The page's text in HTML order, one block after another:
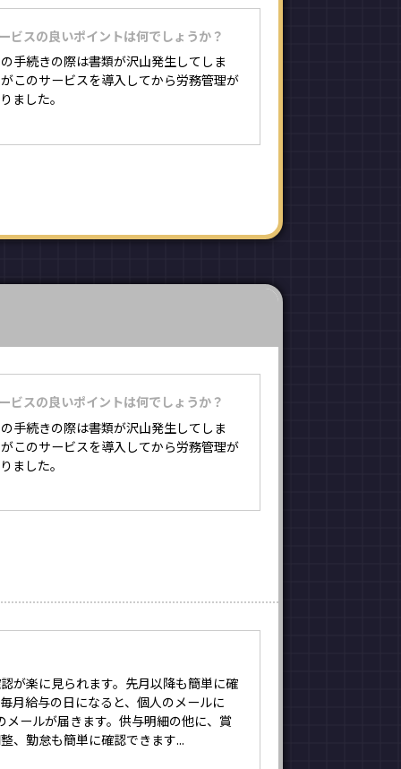
ビスの良いポイントは何でしょうか？
手続きの際は書類が沢山発生してしま
このサービスを導入してから労務管理が
ました。
ビスの良いポイントは何でしょうか？
手続きの際は書類が沢山発生してしま
このサービスを導入してから労務管理が
ました。
が楽に見られます。先月以降も簡単に確
月給与の日になると、個人のメールに
メールが届きます。供与明細の他に、賞
、勤怠も簡単に確認できます...